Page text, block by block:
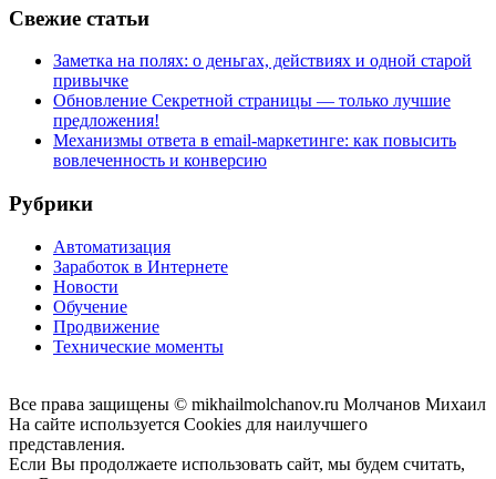
Свежие статьи
Заметка на полях: о деньгах, действиях и одной старой
привычке
Обновление Секретной страницы — только лучшие
предложения!
Механизмы ответа в email-маркетинге: как повысить
вовлеченность и конверсию
Рубрики
Автоматизация
Заработок в Интернете
Новости
Обучение
Продвижение
Технические моменты
Все права защищены © mikhailmolchanov.ru Молчанов Михаил
На сайте используется Cookies для наилучшего
представления.
Если Вы продолжаете использовать сайт, мы будем считать,